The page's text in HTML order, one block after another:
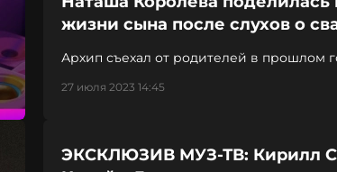
жизни сына после слухов о
Архип съехал от родителей в прошлом
27 июля 2023 14:45
ЭКСКЛЮЗИВ МУЗ-ТВ: Кирилл